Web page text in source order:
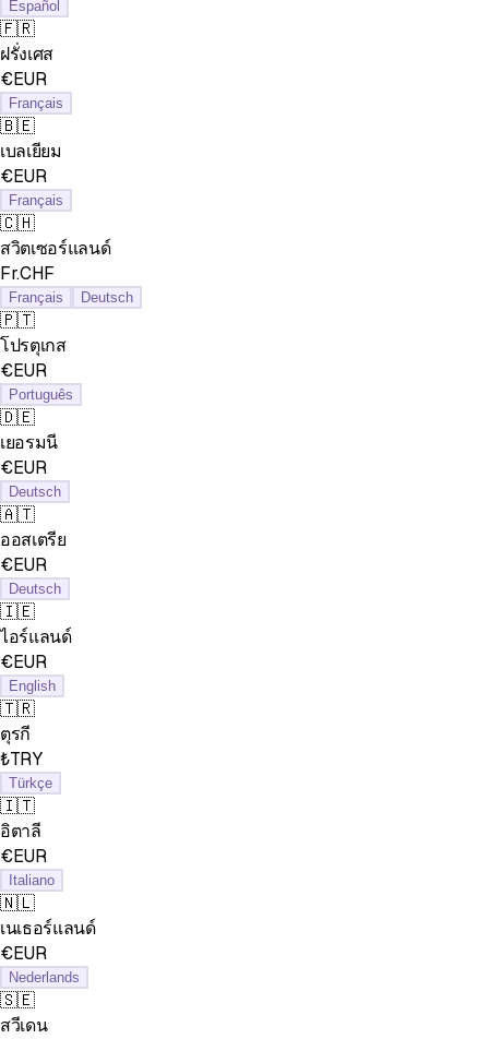
Español
🇫🇷
ฝรั่งเศส
€EUR
Français
🇧🇪
เบลเยียม
€EUR
Français
🇨🇭
สวิตเซอร์แลนด์
Fr.CHF
Français Deutsch
🇵🇹
โปรตุเกส
€EUR
Português
🇩🇪
เยอรมนี
€EUR
Deutsch
🇦🇹
ออสเตรีย
€EUR
Deutsch
🇮🇪
ไอร์แลนด์
€EUR
English
🇹🇷
ตุรกี
₺TRY
Türkçe
🇮🇹
อิตาลี
€EUR
Italiano
🇳🇱
เนเธอร์แลนด์
€EUR
Nederlands
🇸🇪
สวีเดน